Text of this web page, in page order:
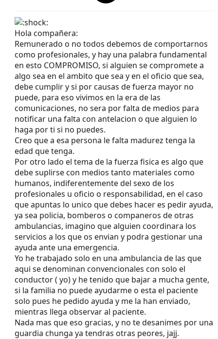
Hola compañera:
Remunerado o no todos debemos de comportarnos
como profesionales, y hay una palabra fundamental
en esto COMPROMISO, si alguien se compromete a
algo sea en el ambito que sea y en el oficio que sea,
debe cumplir y si por causas de fuerza mayor no
puede, para eso vivimos en la era de las
comunicaciones, no sera por falta de medios para
notificar una falta con antelacion o que alguien lo
haga por ti si no puedes.
Creo que a esa persona le falta madurez tenga la
edad que tenga.
Por otro lado el tema de la fuerza fisica es algo que
debe suplirse con medios tanto materiales como
humanos, indiferentemente del sexo de los
profesionales u oficio o responsabilidad, en el caso
que apuntas lo unico que debes hacer es pedir ayuda,
ya sea policia, bomberos o companeros de otras
ambulancias, imagino que alguien coordinara los
servicios a los que os envian y podra gestionar una
ayuda ante una emergencia.
Yo he trabajado solo en una ambulancia de las que
aqui se denominan convencionales con solo el
conductor ( yo) y he tenido que bajar a mucha gente,
si la familia no puede ayudarme o esta el paciente
solo pues he pedido ayuda y me la han enviado,
mientras llega observar al paciente.
Nada mas que eso gracias, y no te desanimes por una
guardia chunga ya tendras otras peores, jajj.